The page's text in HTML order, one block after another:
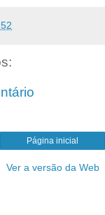
Página inicial
Ver a versão da Web